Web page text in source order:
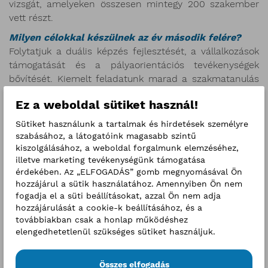
vizsgát, amelyeken összesen mintegy 200 szakember
vett részt.
Milyen célokkal készülnek az év második felére?
Folytatjuk a duális képzés fejlesztését, a vállalkozások
támogatását és a pályaorientációs tevékenységek
bővítését. Kiemelt feladatunk marad a szakmatanulás
gazdaság és az oktatás közötti kapcsolatok további
erősítése.
Hiszünk abban, hogy Budapest jövőbeli
versenyképességének egyik kulcsa a jól képzett
szakemberek utánpótlása. A BKIK Szakképzési Irodája
ezért a második félévben is azon dolgozik, hogy a
fiatalok, a vállalkozások és a szakképző intézmények
számára egyaránt értéket teremtsen.
Fontosnak tartjuk, hogy a kamarai rendszer, a gazdaság
szervezetek között tovább erősödjön a szakmai
Ez a weboldal sütiket használ!
Sütiket használunk a tartalmak és hirdetések személyre
szabásához, a látogatóink magasabb szintű
kiszolgálásához, a weboldal forgalmunk elemzéséhez,
illetve marketing tevékenységünk támogatása
érdekében. Az „ELFOGADÁS” gomb megnyomásával Ön
hozzájárul a sütik használatához. Amennyiben Ön nem
fogadja el a süti beállításokat, azzal Ön nem adja
hozzájárulását a cookie-k beállításához, és a
továbbiakban csak a honlap működéshez
elengedhetetlenül szükséges sütiket használjuk.
Összes elfogadás